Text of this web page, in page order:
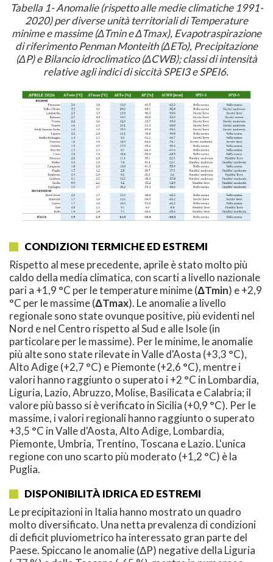
Tabella 1- Anomalie (rispetto alle medie climatiche 1991-
2020) per diverse unità territoriali di Temperature
minime e massime (ΔTmin e ΔTmax), Evapotraspirazione
di riferimento Penman Monteith (ΔETo), Precipitazione
(ΔP) e Bilancio idroclimatico (ΔCWB); classi di intensità
relative agli indici di siccità SPEI3 e SPEI6.
CONDIZIONI TERMICHE ED ESTREMI
Rispetto al mese precedente, aprile è stato molto più
caldo della media climatica, con scarti a livello nazionale
pari a +1,9 °C per le temperature minime (ΔTmin) e +2,9
°C per le massime (ΔTmax). Le anomalie a livello
regionale sono state ovunque positive, più evidenti nel
Nord e nel Centro rispetto al Sud e alle Isole (in
particolare per le massime). Per le minime, le anomalie
più alte sono state rilevate in Valle d'Aosta (+3,3 °C),
Alto Adige (+2,7 °C) e Piemonte (+2,6 °C), mentre i
valori hanno raggiunto o superato i +2 °C in Lombardia,
Liguria, Lazio, Abruzzo, Molise, Basilicata e Calabria; il
valore più basso si è verificato in Sicilia (+0,9 °C). Per le
massime, i valori regionali hanno raggiunto o superato
+3,5 °C in Valle d'Aosta, Alto Adige, Lombardia,
Piemonte, Umbria, Trentino, Toscana e Lazio. L'unica
regione con uno scarto più moderato (+1,2 °C) è la
Puglia.
DISPONIBILITÀ IDRICA ED ESTREMI
Le precipitazioni in Italia hanno mostrato un quadro
molto diversificato. Una netta prevalenza di condizioni
di deficit pluviometrico ha interessato gran parte del
Paese. Spiccano le anomalie (ΔP) negative della Liguria